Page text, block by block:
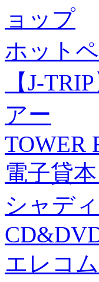
ョップ
ホット
【J-
アー
TOWER
電子貸
シャディ
エレコ